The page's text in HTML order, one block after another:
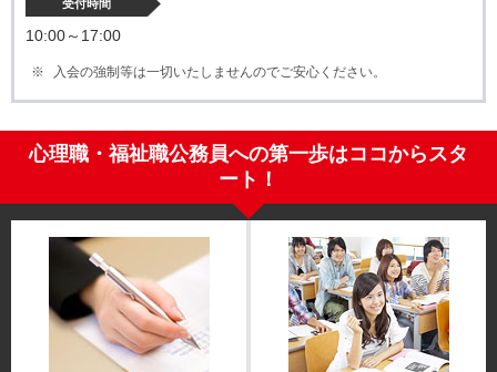
受付時間
10:00～17:00
入会の強制等は一切いたしませんのでご安心ください。
心理職・福祉職公務員への第一歩はココからスタ
ート！